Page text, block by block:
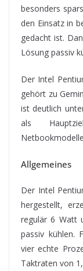
besonders
den Einsatz in
gedacht ist.
Lösung passiv
Der Intel
gehört zu
ist deutlich
als
Allgemeines
Der Intel
hergestellt,
regulär 6 Watt
passiv kühlen.
vier echte
Taktraten von